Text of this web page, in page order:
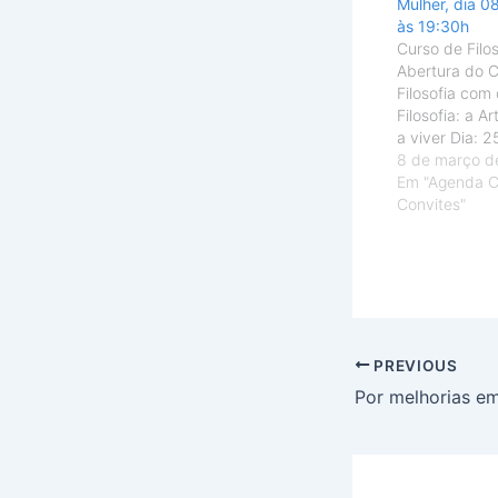
às 19:30h
Curso de
Abertura do
Filosofia com
Filosofia: a
a viver Dia:
feira, às 17 h.
Limitadas!
Não percam
8 de março
Em "Agenda
Convites"
PREVIOUS